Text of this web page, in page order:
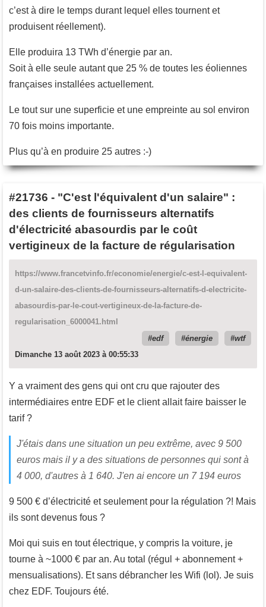
c’est à dire le temps durant lequel elles tournent et
produisent réellement).
Elle produira 13 TWh d’énergie par an.
Soit à elle seule autant que 25 % de toutes les éoliennes
françaises installées actuellement.
Le tout sur une superficie et une empreinte au sol environ
70 fois moins importante.
Plus qu’à en produire 25 autres :-)
#21736 - "C'est l'équivalent d'un salaire" :
des clients de fournisseurs alternatifs
d'électricité abasourdis par le coût
vertigineux de la facture de régularisation
https://www.francetvinfo.fr/economie/energie/c-est-l-equivalent-
d-un-salaire-des-clients-de-fournisseurs-alternatifs-d-electricite-
abasourdis-par-le-cout-vertigineux-de-la-facture-de-
regularisation_6000041.html
edf
énergie
wtf
Dimanche 13 août 2023 à 00:55:33
Y a vraiment des gens qui ont cru que rajouter des
intermédiaires entre EDF et le client allait faire baisser le
tarif ?
J'étais dans une situation un peu extrême, avec 9 500
euros mais il y a des situations de personnes qui sont à
4 000, d'autres à 1 640. J'en ai encore un 7 194 euros
9 500 € d’électricité et seulement pour la régulation ?! Mais
ils sont devenus fous ?
Moi qui suis en tout électrique, y compris la voiture, je
tourne à ~1000 € par an. Au total (régul + abonnement +
mensualisations). Et sans débrancher les Wifi (lol). Je suis
chez EDF. Toujours été.